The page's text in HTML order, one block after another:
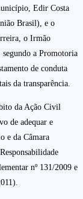
Edir Costa
Brasil), e o
o Irmão
a Promotoria
de conduta
da transparência.
da Ação Civil
de adequar e
e da Câmara
nº 131/2009 e